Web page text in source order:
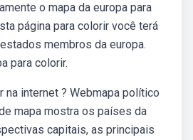
o mapa da europa para
página para colorir você terá
membros da europa.
para colorir.
na internet ? Webmapa político
mapa mostra os países da
capitais, as principais